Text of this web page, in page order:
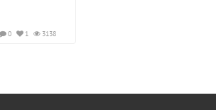
3138
1
0